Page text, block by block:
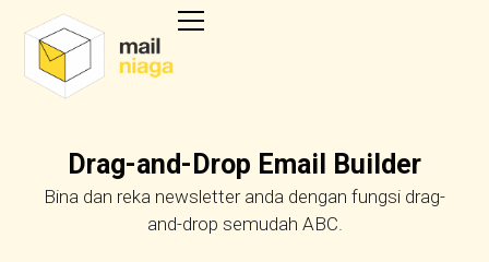
Drag-and-Drop Email Builder
Bina dan reka newsletter anda dengan fungsi drag-
and-drop semudah ABC.